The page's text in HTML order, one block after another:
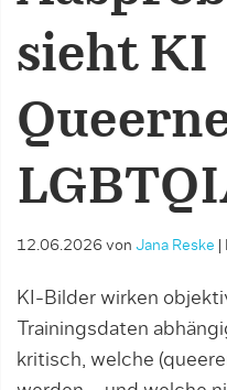
sieht KI
12.06.2026 von Jana Reske
KI-Bilder wirken
Trainingsdaten
kritisch, welche